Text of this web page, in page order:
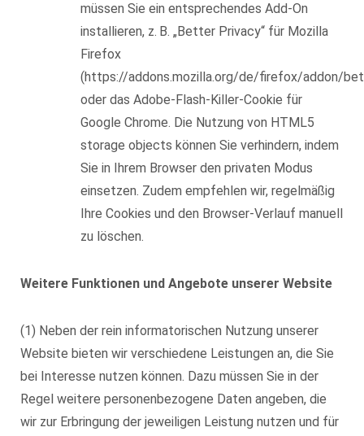
müssen Sie ein entsprechendes Add-On
installieren, z. B. „Better Privacy“ für Mozilla
Firefox
(https://addons.mozilla.org/de/firefox/addon/
oder das Adobe-Flash-Killer-Cookie für
Google Chrome. Die Nutzung von HTML5
storage objects können Sie verhindern, indem
Sie in Ihrem Browser den privaten Modus
einsetzen. Zudem empfehlen wir, regelmäßig
Ihre Cookies und den Browser-Verlauf manuell
zu löschen.
Weitere Funktionen und Angebote unserer Website
(1) Neben der rein informatorischen Nutzung unserer
Website bieten wir verschiedene Leistungen an, die Sie
bei Interesse nutzen können. Dazu müssen Sie in der
Regel weitere personenbezogene Daten angeben, die
wir zur Erbringung der jeweiligen Leistung nutzen und für